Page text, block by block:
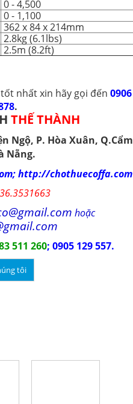
0 - 4,500
0 - 1,100
362 x 84 x 214mm
2.8kg (6.1lbs)
2.5m (8.2ft)
nhất xin hãy gọi đến 0906
.
THẾ THÀNH
Ngộ, P. Hòa Xuân, Q.Cẩm
Nẵng.
http://chothuecoffa.com
hoặc
511 260; 0905 129 557.
tôi